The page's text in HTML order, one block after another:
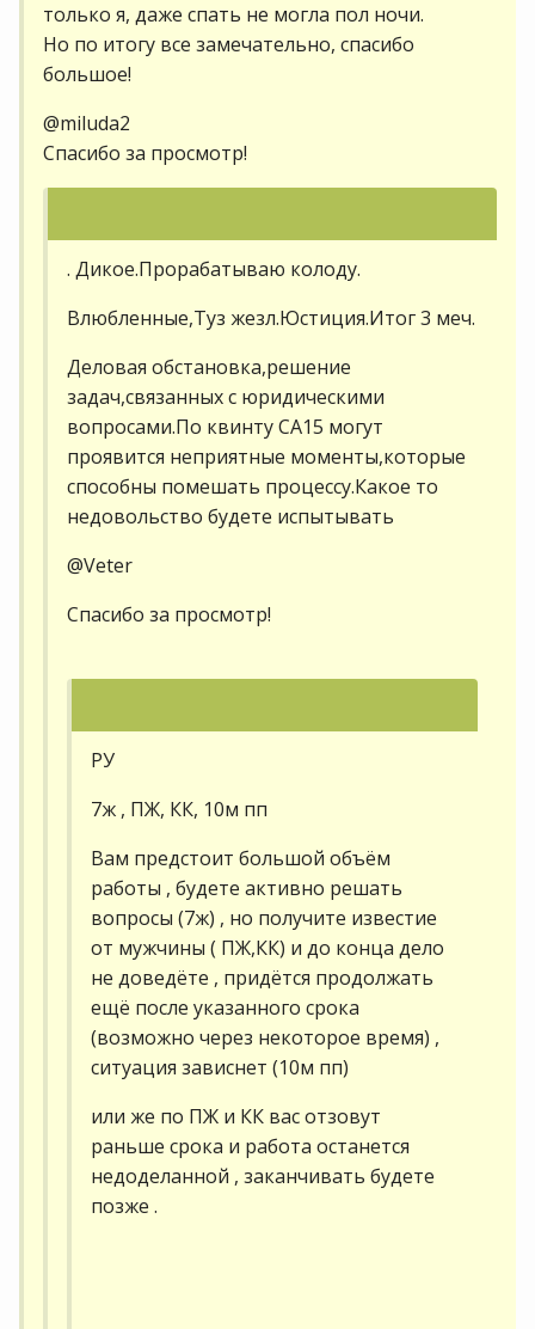
только я, даже спать не могла пол ночи.
Но по итогу все замечательно, спасибо
большое!
@miluda2
Спасибо за просмотр!
. Дикое.Прорабатываю колоду.
Влюбленные,Туз жезл.Юстиция.Итог 3 меч.
Деловая обстановка,решение
задач,связанных с юридическими
вопросами.По квинту СА15 могут
проявится неприятные моменты,которые
способны помешать процессу.Какое то
недовольство будете испытывать
@Veter
Спасибо за просмотр!
РУ
7ж , ПЖ, КК, 10м пп
Вам предстоит большой объём
работы , будете активно решать
вопросы (7ж) , но получите известие
от мужчины ( ПЖ,КК) и до конца дело
не доведёте , придётся продолжать
ещё после указанного срока
(возможно через некоторое время) ,
ситуация зависнет (10м пп)
или же по ПЖ и КК вас отзовут
раньше срока и работа останется
недоделанной , заканчивать будете
позже .